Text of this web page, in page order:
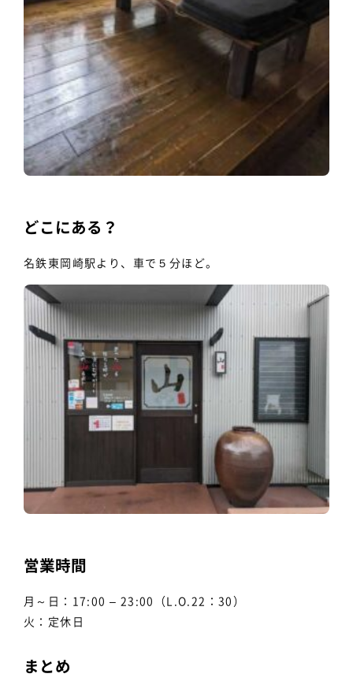
どこにある？
名鉄東岡崎駅より、車で５分ほど。
営業時間
月～日：17:00 – 23:00（L.O.22：30）
火：定休日
まとめ